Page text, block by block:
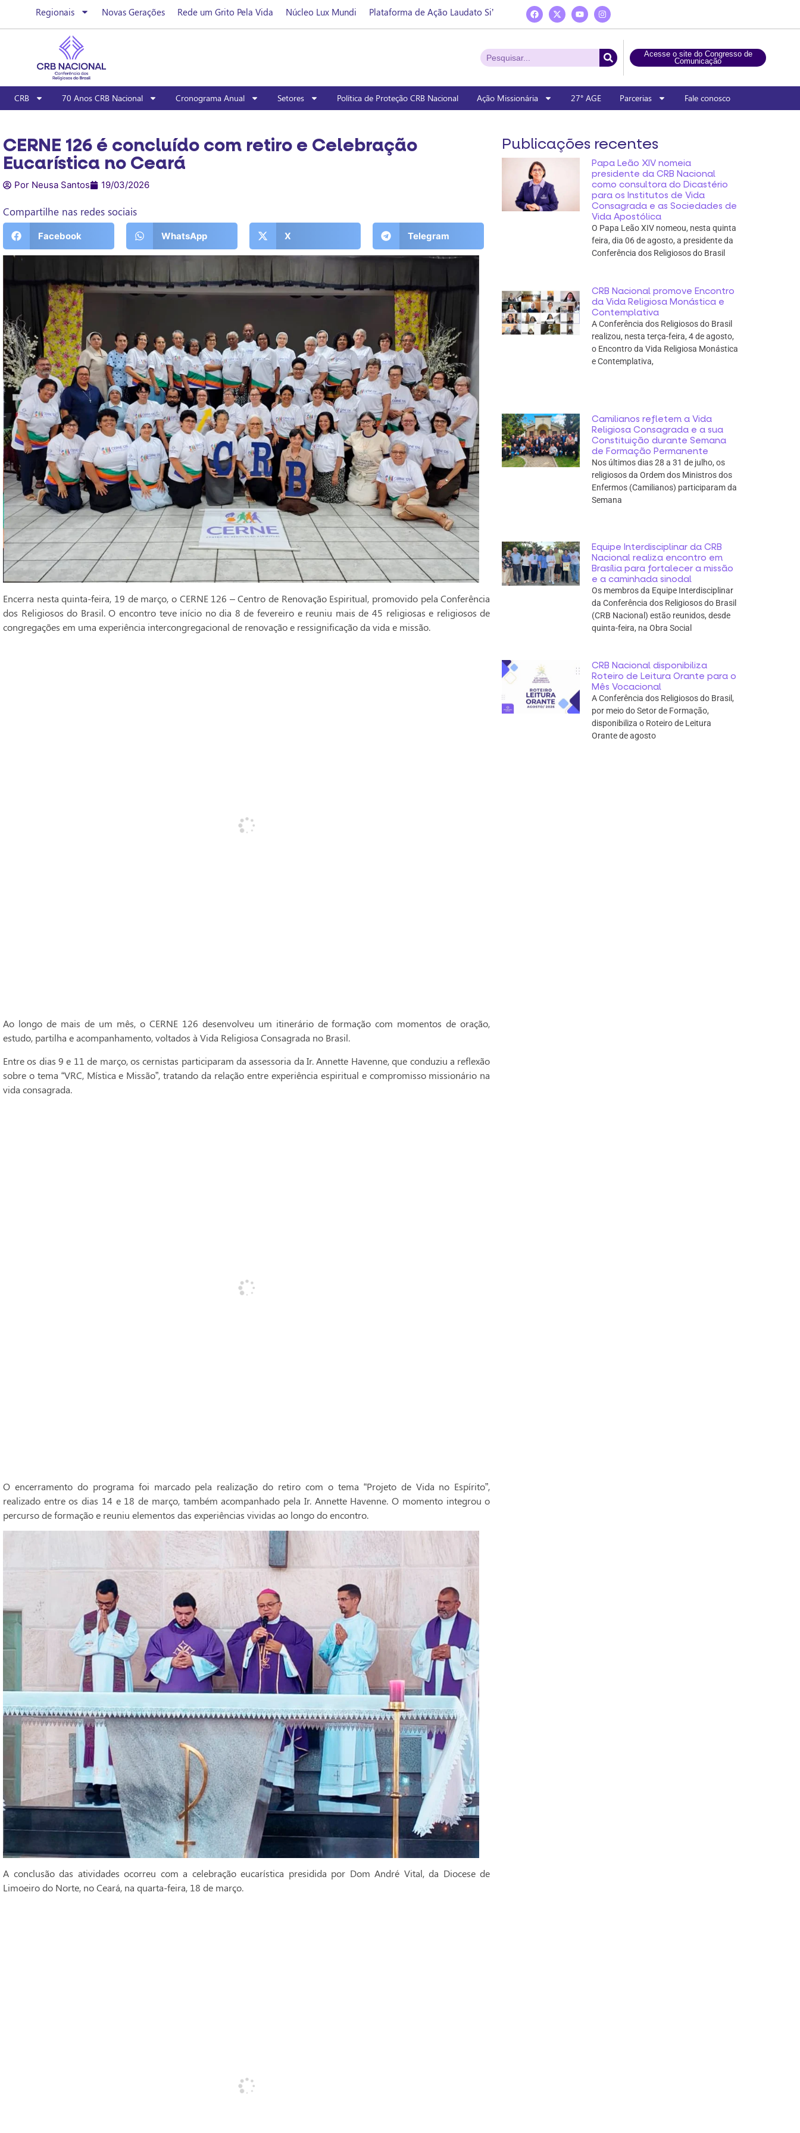
Regionais Novas Gerações Rede um Grito Pela Vida Núcleo Lux Mundi Plataforma de Ação Laudato Si’
Acesse o site do Congresso de
Comunicação
CRB 70 Anos CRB Nacional Cronograma Anual Setores Política de Proteção CRB Nacional Ação Missionária 27° AGE Parcerias Fale conosco
CERNE 126 é concluído com retiro e Celebração
Eucarística no Ceará
Por Neusa Santos 19/03/2026
Compartilhe nas redes sociais
Facebook WhatsApp X Telegram
Encerra nesta quinta-feira, 19 de março, o CERNE 126 – Centro de Renovação Espiritual, promovido pela Conferência
dos Religiosos do Brasil. O encontro teve início no dia 8 de fevereiro e reuniu mais de 45 religiosas e religiosos de
congregações em uma experiência intercongregacional de renovação e ressignificação da vida e missão.
Ao longo de mais de um mês, o CERNE 126 desenvolveu um itinerário de formação com momentos de oração,
estudo, partilha e acompanhamento, voltados à Vida Religiosa Consagrada no Brasil.
Entre os dias 9 e 11 de março, os cernistas participaram da assessoria da Ir. Annette Havenne, que conduziu a reflexão
sobre o tema “VRC, Mística e Missão”, tratando da relação entre experiência espiritual e compromisso missionário na
vida consagrada.
O encerramento do programa foi marcado pela realização do retiro com o tema “Projeto de Vida no Espírito”,
realizado entre os dias 14 e 18 de março, também acompanhado pela Ir. Annette Havenne. O momento integrou o
percurso de formação e reuniu elementos das experiências vividas ao longo do encontro.
A conclusão das atividades ocorreu com a celebração eucarística presidida por Dom André Vital, da Diocese de
Limoeiro do Norte, no Ceará, na quarta-feira, 18 de março.
Publicações recentes
Papa Leão XIV nomeia
presidente da CRB Nacional
como consultora do Dicastério
para os Institutos de Vida
Consagrada e as Sociedades de
Vida Apostólica
O Papa Leão XIV nomeou, nesta quinta
feira, dia 06 de agosto, a presidente da
Conferência dos Religiosos do Brasil
CRB Nacional promove Encontro
da Vida Religiosa Monástica e
Contemplativa
A Conferência dos Religiosos do Brasil
realizou, nesta terça-feira, 4 de agosto,
o Encontro da Vida Religiosa Monástica
e Contemplativa,
Camilianos refletem a Vida
Religiosa Consagrada e a sua
Constituição durante Semana
de Formação Permanente
Nos últimos dias 28 a 31 de julho, os
religiosos da Ordem dos Ministros dos
Enfermos (Camilianos) participaram da
Semana
Equipe Interdisciplinar da CRB
Nacional realiza encontro em
Brasília para fortalecer a missão
e a caminhada sinodal
Os membros da Equipe Interdisciplinar
da Conferência dos Religiosos do Brasil
(CRB Nacional) estão reunidos, desde
quinta-feira, na Obra Social
CRB Nacional disponibiliza
Roteiro de Leitura Orante para o
Mês Vocacional
A Conferência dos Religiosos do Brasil,
por meio do Setor de Formação,
disponibiliza o Roteiro de Leitura
Orante de agosto